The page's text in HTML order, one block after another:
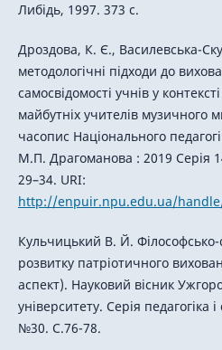
Либідь, 1997. 373 с.
Дроздова, К. Є., Василевська-
методологічні підходи до
самосвідомості учнів у
майбутніх учителів музичного
часопис Національного
М.П. Драгоманова : 2019 Серія
29–34. URI:
http://enpuir.npu.edu.ua/
Кульчицький В. Й. Філософсько-
розвитку патріотичного
аспект). Науковий вісник
університету. Серія педагогіка
№30. С.76-78.